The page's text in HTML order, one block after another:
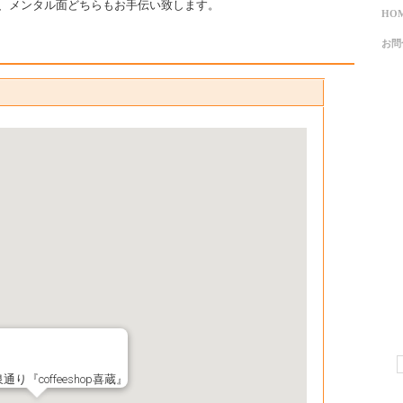
メンタル面どちらもお手伝い致します。
り『coffeeshop喜蔵』
お